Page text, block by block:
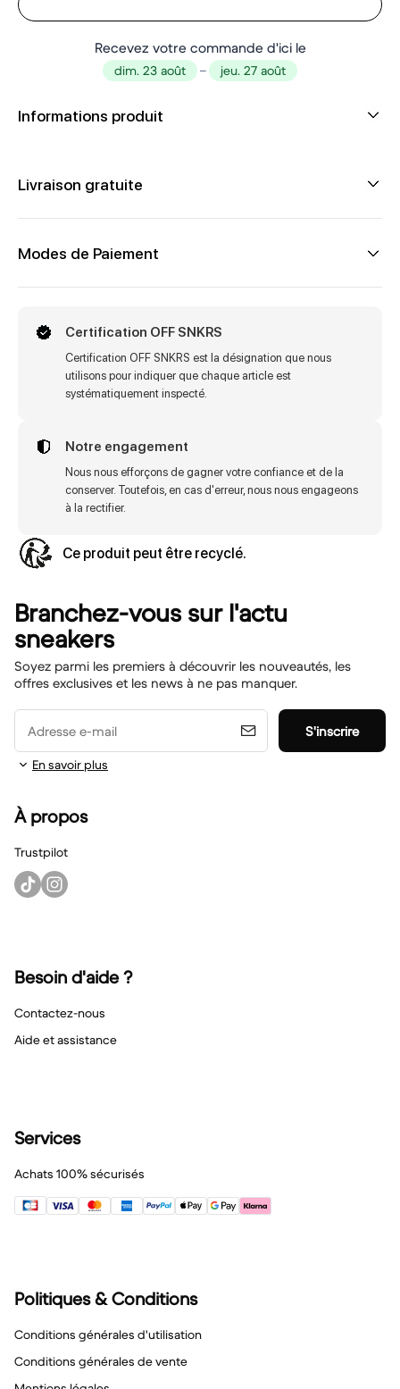
Recevez votre commande d'ici le
dim. 23 août – jeu. 27 août
Informations produit
Livraison gratuite
Modes de Paiement
Certification OFF SNKRS
Certification OFF SNKRS est la désignation que nous
utilisons pour indiquer que chaque article est
systématiquement inspecté.
Notre engagement
Nous nous efforçons de gagner votre confiance et de la
conserver. Toutefois, en cas d'erreur, nous nous engageons
à la rectifier.
Ce produit peut être recyclé.
Branchez-vous sur l'actu
sneakers
Soyez parmi les premiers à découvrir les nouveautés, les
offres exclusives et les news à ne pas manquer.
Adresse e-mail S'inscrire
En savoir plus
À propos
Trustpilot
Besoin d'aide ?
Contactez-nous
Aide et assistance
Services
Achats 100% sécurisés
Politiques & Conditions
Conditions générales d'utilisation
Conditions générales de vente